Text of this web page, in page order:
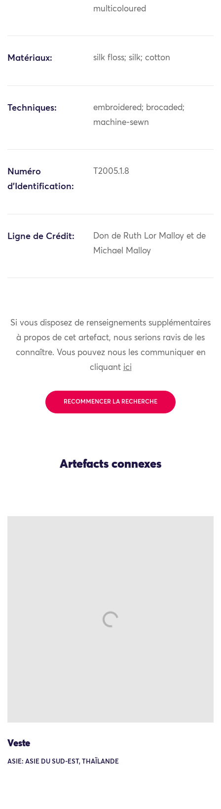
multicoloured
Matériaux: silk floss; silk; cotton
Techniques:
embroidered; brocaded;
machine-sewn
Numéro
d'Identification:
T2005.1.8
Ligne de Crédit:
Don de Ruth Lor Malloy et de
Michael Malloy
Si vous disposez de renseignements supplémentaires
à propos de cet artefact, nous serions ravis de les
connaître. Vous pouvez nous les communiquer en
cliquant ici
RECOMMENCER LA RECHERCHE
Artefacts connexes
Veste
ASIE: ASIE DU SUD-EST, THAÏLANDE